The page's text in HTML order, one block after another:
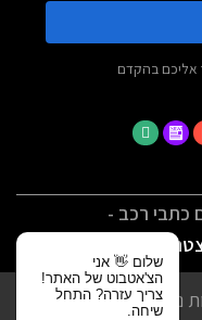
אליכם בהקדם
כתבי רכב -
נפוצות
שלום 👋 אני
הצ'אטבוט של האתר!
צריך עזרה? התחל
שיחה.